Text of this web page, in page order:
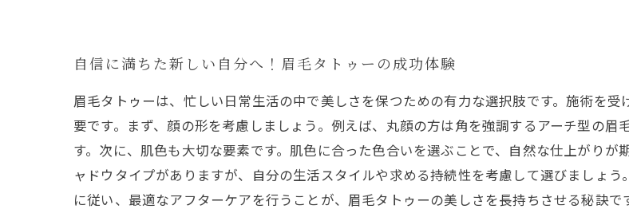
自信に満ちた新しい自分へ！眉毛タトゥーの成功体験
眉毛タトゥーは、忙しい日常生活の中で美しさを保つための有力な選択肢です。施術を
要です。まず、顔の形を考慮しましょう。例えば、丸顔の方は角を強調するアーチ型の
す。次に、肌色も大切な要素です。肌色に合った色合いを選ぶことで、自然な仕上がり
ャドウタイプがありますが、自分の生活スタイルや求める持続性を考慮して選びましょ
に従い、最適なアフターケアを行うことが、眉毛タトゥーの美しさを長持ちさせる秘訣